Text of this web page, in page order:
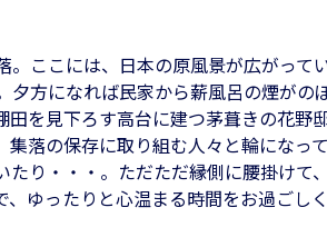
ここには、日本の原風景が広がって
夕方になれば民家から薪風呂の煙がの
田を見下ろす高台に建つ茅葺きの花野
集落の保存に取り組む人々と輪になっ
たり・・・。ただただ縁側に腰掛けて
ゆったりと心温まる時間をお過ごしく